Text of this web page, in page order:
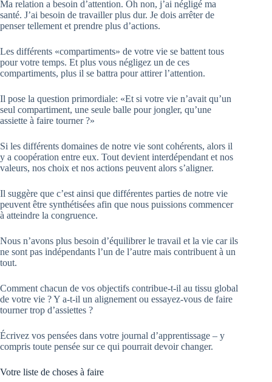
Ma relation a besoin d’attention. Oh non, j’ai négligé ma
santé. J’ai besoin de travailler plus dur. Je dois arrêter de
penser tellement et prendre plus d’actions.
Les différents «compartiments» de votre vie se battent tous
pour votre temps. Et plus vous négligez un de ces
compartiments, plus il se battra pour attirer l’attention.
Il pose la question primordiale: «Et si votre vie n’avait qu’un
seul compartiment, une seule balle pour jongler, qu’une
assiette à faire tourner ?»
Si les différents domaines de notre vie sont cohérents, alors il
y a coopération entre eux. Tout devient interdépendant et nos
valeurs, nos choix et nos actions peuvent alors s’aligner.
Il suggère que c’est ainsi que différentes parties de notre vie
peuvent être synthétisées afin que nous puissions commencer
à atteindre la congruence.
Nous n’avons plus besoin d’équilibrer le travail et la vie car ils
ne sont pas indépendants l’un de l’autre mais contribuent à un
tout.
Comment chacun de vos objectifs contribue-t-il au tissu global
de votre vie ? Y a-t-il un alignement ou essayez-vous de faire
tourner trop d’assiettes ?
Écrivez vos pensées dans votre journal d’apprentissage – y
compris toute pensée sur ce qui pourrait devoir changer.
Votre liste de choses à faire